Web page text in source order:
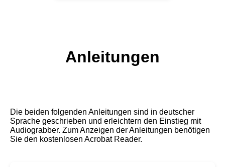
Anleitungen
Die beiden folgenden Anleitungen sind in deutscher
Sprache geschrieben und erleichtern den Einstieg mit
Audiograbber. Zum Anzeigen der Anleitungen benötigen
Sie den kostenlosen Acrobat Reader.